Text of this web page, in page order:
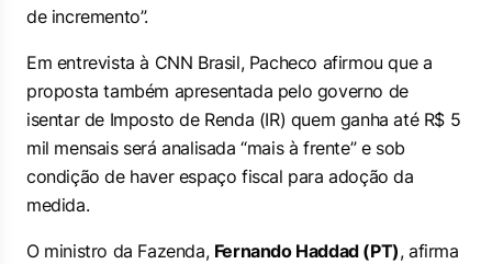
de incremento”.
Em entrevista à CNN Brasil, Pacheco afirmou que a
proposta também apresentada pelo governo de
isentar de Imposto de Renda (IR) quem ganha até R$ 5
mil mensais será analisada “mais à frente” e sob
condição de haver espaço fiscal para adoção da
medida.
O ministro da Fazenda, Fernando Haddad (PT), afirma